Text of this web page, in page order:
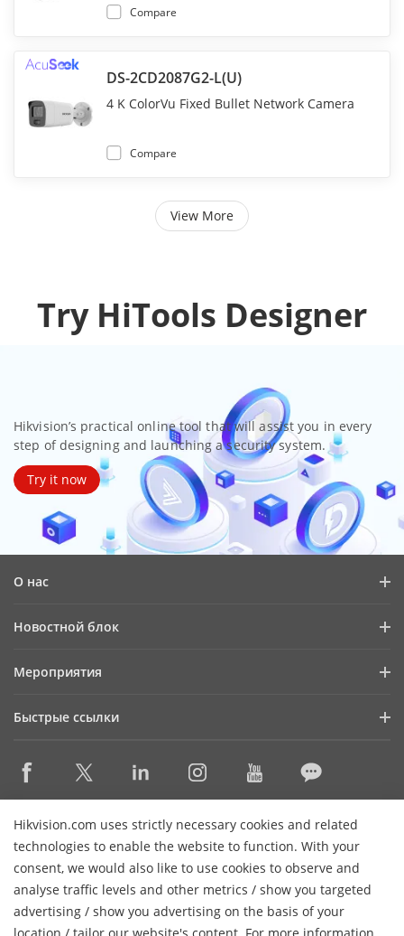
Compare
DS-2CD2087G2-L(U)
4 K ColorVu Fixed Bullet Network Camera
Compare
View More
Try HiTools Designer
Hikvision’s practical online tool that will assist you in every
step of designing and launching a security system.
Try it now
Hikvision.com uses strictly necessary cookies and related
technologies to enable the website to function. With your
consent, we would also like to use cookies to observe and
analyse traffic levels and other metrics / show you targeted
advertising / show you advertising on the basis of your
О нас
Информационная безопасность
Контактная информация
Новостной блок
Истории успеха
HikSnap
Мероприятия
Быстрые ссылки
Где купить
Основные технологии
Карта сайта
Контактная информация
Подписаться на рассылку
© 2026 Ханчжоу Hikvision Digital Technology Co., Ltd. Все